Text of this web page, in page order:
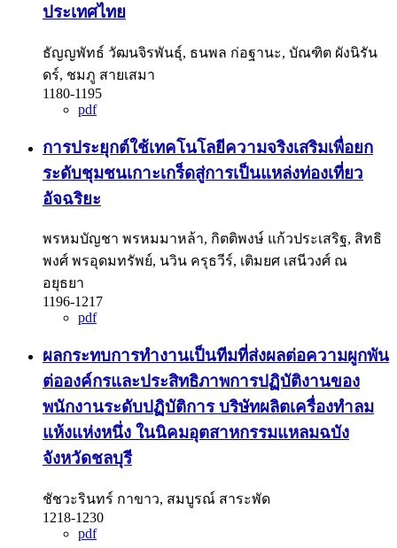
ประเทศไทย
ธัญญพัทธ์ วัฒนจิรพันธุ์, ธนพล ก่อฐานะ, บัณฑิต ผังนิรัน
ดร์, ชมภู สายเสมา
1180-1195
pdf
การประยุกต์ใช้เทคโนโลยีความจริงเสริมเพื่อยก
ระดับชุมชนเกาะเกร็ดสู่การเป็นแหล่งท่องเที่ยว
อัจฉริยะ
พรหมบัญชา พรหมมาหล้า, กิตติพงษ์ แก้วประเสริฐ, สิทธิ
พงศ์ พรอุดมทรัพย์, นวิน ครุธวีร์, เติมยศ เสนีวงศ์ ณ
อยุธยา
1196-1217
pdf
ผลกระทบการทำงานเป็นทีมที่ส่งผลต่อความผูกพัน
ต่อองค์กรและประสิทธิภาพการปฏิบัติงานของ
พนักงานระดับปฏิบัติการ บริษัทผลิตเครื่องทำลม
แห้งแห่งหนึ่ง ในนิคมอุตสาหกรรมแหลมฉบัง
จังหวัดชลบุรี
ชัชวะรินทร์ กาขาว, สมบูรณ์ สาระพัด
1218-1230
pdf